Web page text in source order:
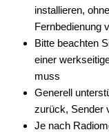
installieren,
Fernbedienung
Bitte beachten
einer
muss
Generell
zurück, Sender
Je nach